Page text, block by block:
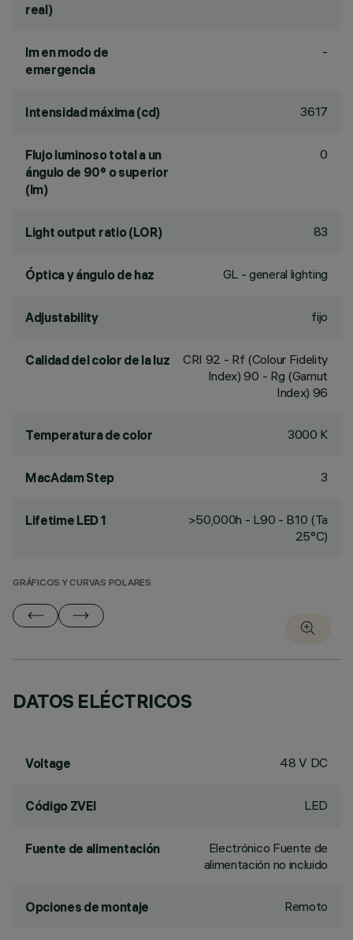
real)
lm en modo de
emergencia
-
Intensidad máxima (cd) 3617
Flujo luminoso total a un
ángulo de 90° o superior
(lm)
0
Light output ratio (LOR) 83
Óptica y ángulo de haz GL - general lighting
Adjustability fijo
Calidad del color de la luz CRI 92 - Rf (Colour Fidelity
Index) 90 - Rg (Gamut
Index) 96
Temperatura de color 3000 K
MacAdam Step 3
Lifetime LED 1
>50,000h - L90 - B10 (Ta
25°C)
GRÁFICOS Y CURVAS POLARES
DATOS ELÉCTRICOS
Voltage 48 V DC
Código ZVEI LED
Fuente de alimentación
Electrónico Fuente de
alimentación no incluido
Opciones de montaje Remoto